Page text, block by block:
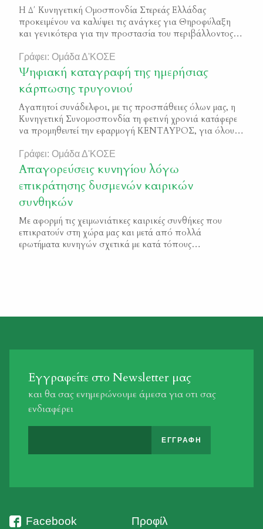
Η Δ΄ Κυνηγετική Ομοσπονδία Στερεάς Ελλάδας
προκειμένου να καλύψει τις ανάγκες για Θηροφύλαξη
και γενικότερα για την προστασία του περιβάλλοντος
φυλάκων θήρας. Οι θέσεις εργασίας αφορούν τον
Κυνηγετικό Σύλλογο Ιτέας και Κυνηγετικό Σύλλογο
Λιβαδειάς. Οι υποψήφιοι έχουν δικαίωμα υποβολής
αίτησης μόνο για μία από τις παραπάνω θέσεις. […]
Γράφει: Ομάδα Δ'ΚΟΣΕ
Ψηφιακή καταγραφή της ημερήσιας
κάρπωσης τρυγονιού
Αγαπητοί συνάδελφοι, με τις προσπάθειες όλων μας, η
Κυνηγετική Συνομοσπονδία τη φετινή χρονιά κατάφερε
να προμηθευτεί την εφαρμογή ΚΕΝΤΑΥΡΟΣ, για όλους
πρέπει να μοιράσουν δωρεάν στους κυνηγούς μέλη τους
τους μοναδικούς κωδικούς εισόδου στην εφαρμογή κατά
την έκδοση των αδειών θήρας. Προσοχή: από φέτος και
σύμφωνα με […]
Γράφει: Ομάδα Δ'ΚΟΣΕ
Απαγορεύσεις κυνηγίου λόγω
επικράτησης δυσμενών καιρικών
συνθηκών
Με αφορμή τις χειμωνιάτικες καιρικές συνθήκες που
επικρατούν στη χώρα μας και μετά από πολλά
ερωτήματα κυνηγών σχετικά με κατά τόπους
Εγγραφείτε στο Newsletter μας
και θα σας ενημερώνουμε άμεσα για οτι σας
ενδιαφέρει
Facebook Προφίλ